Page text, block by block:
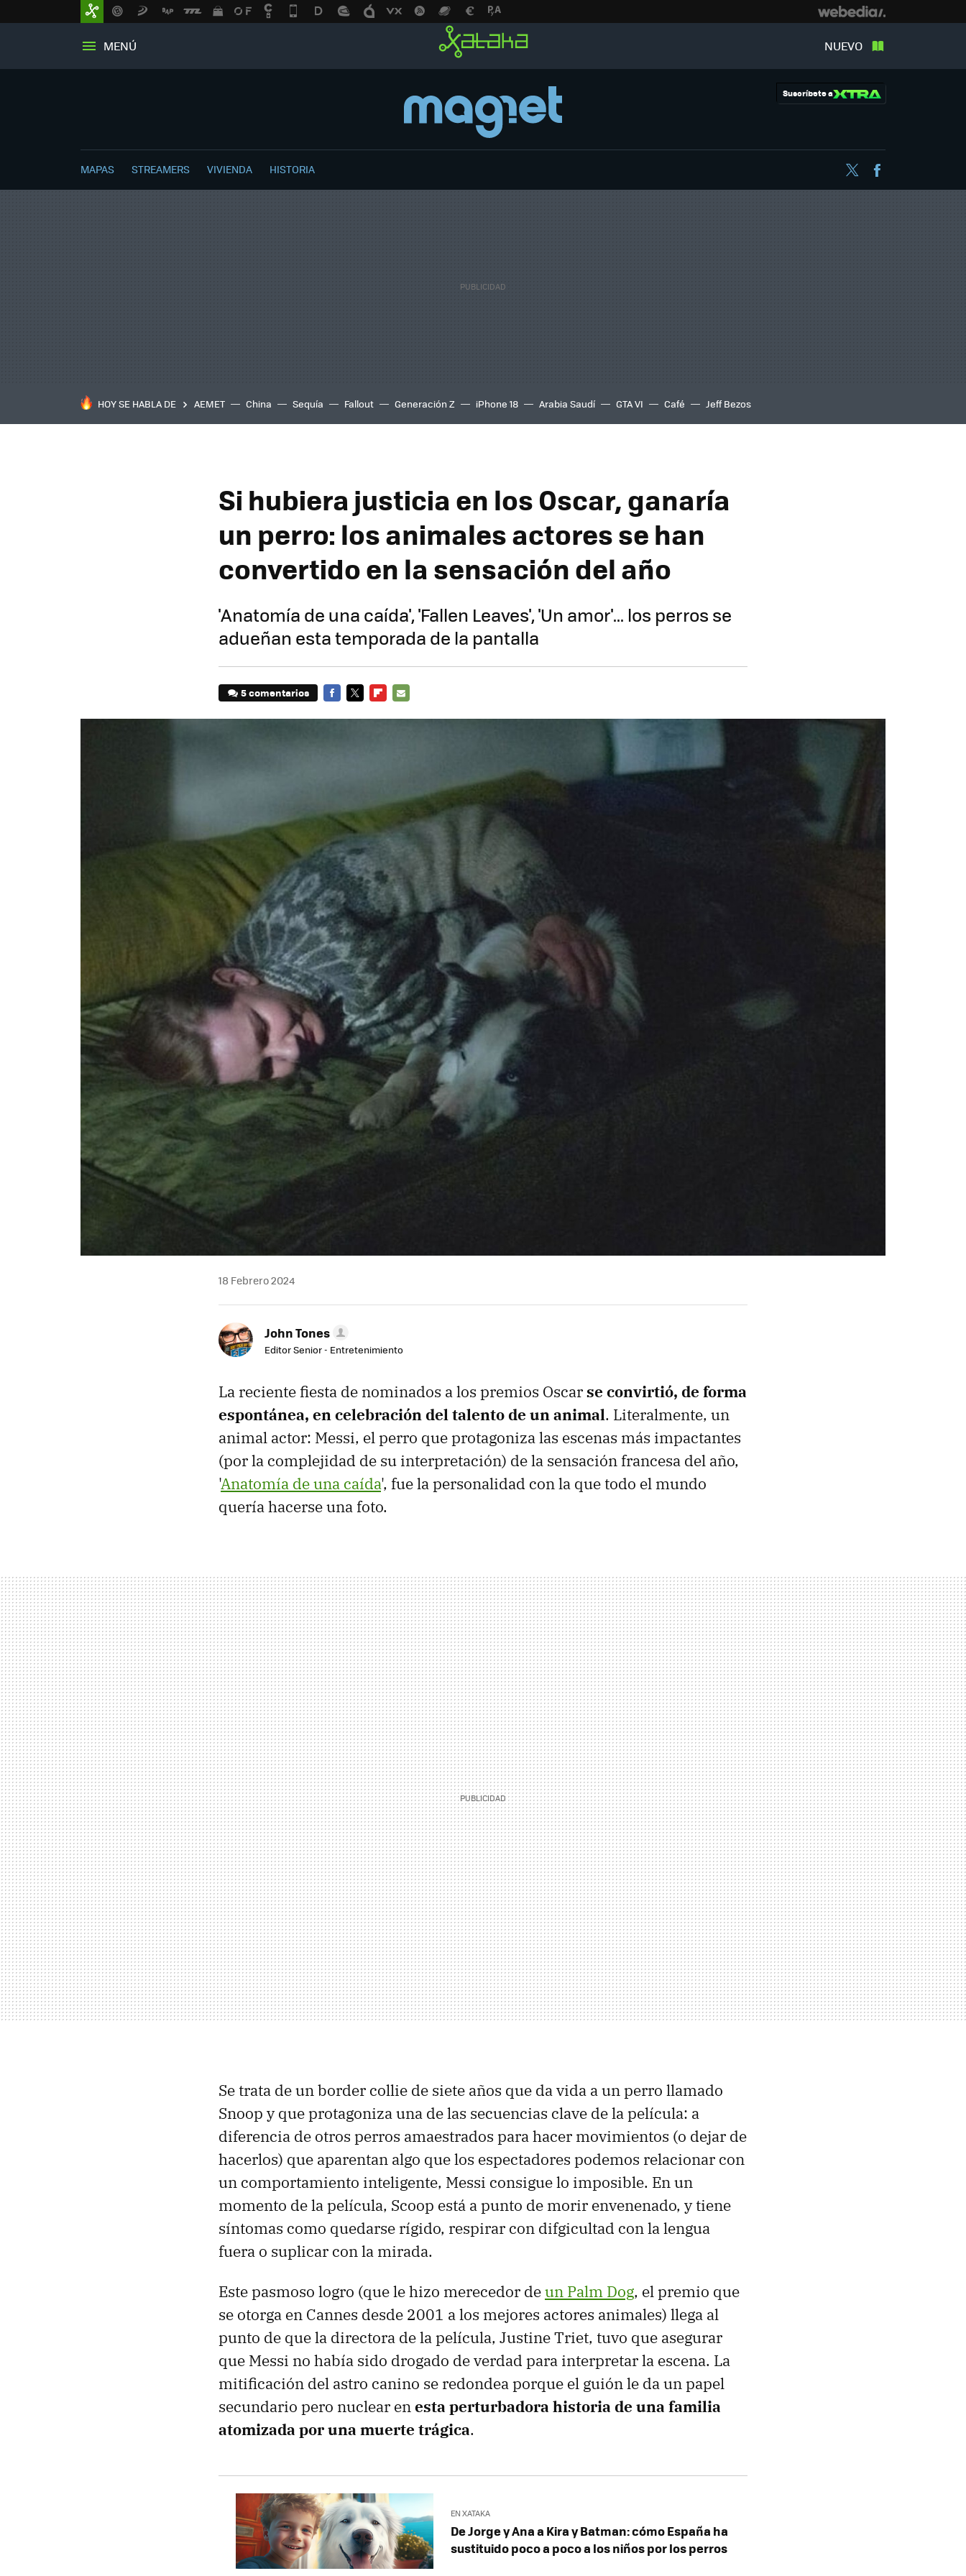
MENÚ NUEVO
Suscríbete a
MAPAS STREAMERS VIVIENDA HISTORIA Twitter
HOY SE HABLA DE AEMET China Sequía Fallout Generación Z iPhone 18 Arabia Saudí GTA VI Café Jeff Bezos
Si hubiera justicia en los Oscar, ganaría
un perro: los animales actores se han
convertido en la sensación del año
'Anatomía de una caída', 'Fallen Leaves', 'Un amor'... los perros se
adueñan esta temporada de la pantalla
5 comentarios
18 Febrero 2024
John Tones
Editor Senior - Entretenimiento
La reciente fiesta de nominados a los premios Oscarse convirtió, de forma
espontánea, en celebración del talento de un animal. Literalmente, un
animal actor: Messi, el perro que protagoniza las escenas más impactantes
(por la complejidad de su interpretación) de la sensación francesa del año,
'Anatomía de una caída', fue la personalidad con la que todo el mundo
quería hacerse una foto.
Se trata de un border collie de siete años que da vida a un perro llamado
Snoop y que protagoniza una de las secuencias clave de la película: a
diferencia de otros perros amaestrados para hacer movimientos (o dejar de
hacerlos) que aparentan algo que los espectadores podemos relacionar con
un comportamiento inteligente, Messi consigue lo imposible. En un
momento de la película, Scoop está a punto de morir envenenado, y tiene
síntomas como quedarse rígido, respirar con difgicultad con la lengua
fuera o suplicar con la mirada.
Este pasmoso logro (que le hizo merecedor deun Palm Dog, el premio que
se otorga en Cannes desde 2001 a los mejores actores animales) llega al
punto de que la directora de la película, Justine Triet, tuvo que asegurar
que Messi no había sido drogado de verdad para interpretar la escena. La
mitificación del astro canino se redondea porque el guión le da un papel
secundario pero nuclear enesta perturbadora historia de una familia
atomizada por una muerte trágica.
EN XATAKA
De Jorge y Ana a Kira y Batman: cómo España ha
sustituido poco a poco a los niños por los perros